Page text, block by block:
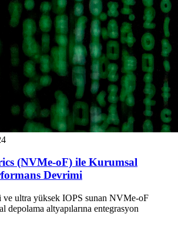
(NVMe-oF) ile Kurumsal
Devrimi
ve ultra yüksek IOPS sunan NVMe-oF
depolama altyapılarına entegrasyon